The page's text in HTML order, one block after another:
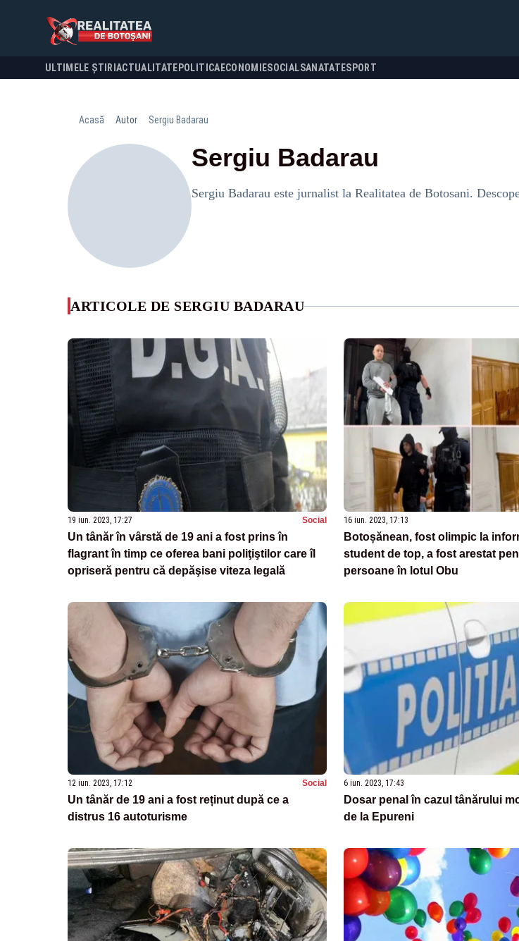
ULTIMELE ȘTIRI ACTUALITATE POLITICA ECONOMIESOCIALSANATATESPORT
Acasă Autor Sergiu Badarau
Sergiu Badarau
Sergiu Badarau este jurnalist la Realitatea de Botosani.
ARTICOLE DE SERGIU BADARAU
19 iun. 2023, 17:27 Social
Un tânăr în vârstă de 19 ani a fost prins în
flagrant în timp ce oferea bani poliţiştilor care îl
opriseră pentru că depăşise viteza legală
16 iun. 2023, 17:13
Botoșănean, fost olimpic la
student de top, a fost arestat
persoane în lotul Obu
12 iun. 2023, 17:12 Social
Un tânăr de 19 ani a fost reținut după ce a
distrus 16 autoturisme
6 iun. 2023, 17:43
Dosar penal în cazul tânărului
de la Epureni